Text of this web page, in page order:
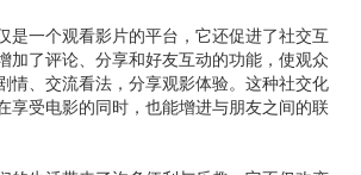
是一个观看影片的平台，它还促进了社交互
加了评论、分享和好友互动的功能，使观众
情、交流看法，分享观影体验。这种社交化
享受电影的同时，也能增进与朋友之间的联